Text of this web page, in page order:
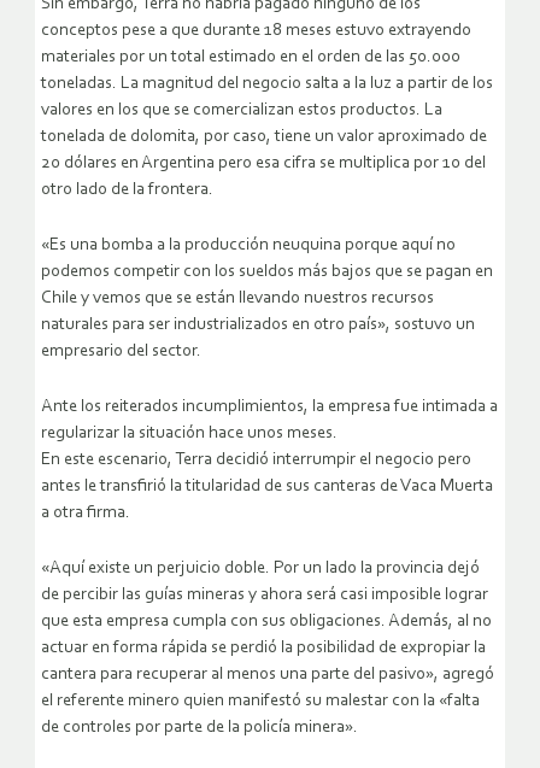
Sin embargo, Terra no habría pagado ninguno de los
conceptos pese a que durante 18 meses estuvo extrayendo
materiales por un total estimado en el orden de las 50.000
toneladas. La magnitud del negocio salta a la luz a partir de los
valores en los que se comercializan estos productos. La
tonelada de dolomita, por caso, tiene un valor aproximado de
20 dólares en Argentina pero esa cifra se multiplica por 10 del
otro lado de la frontera.
«Es una bomba a la producción neuquina porque aquí no
podemos competir con los sueldos más bajos que se pagan en
Chile y vemos que se están llevando nuestros recursos
naturales para ser industrializados en otro país», sostuvo un
empresario del sector.
Ante los reiterados incumplimientos, la empresa fue intimada a
regularizar la situación hace unos meses.
En este escenario, Terra decidió interrumpir el negocio pero
antes le transfirió la titularidad de sus canteras de Vaca Muerta
a otra firma.
«Aquí existe un perjuicio doble. Por un lado la provincia dejó
de percibir las guías mineras y ahora será casi imposible lograr
que esta empresa cumpla con sus obligaciones. Además, al no
actuar en forma rápida se perdió la posibilidad de expropiar la
cantera para recuperar al menos una parte del pasivo», agregó
el referente minero quien manifestó su malestar con la «falta
de controles por parte de la policía minera».